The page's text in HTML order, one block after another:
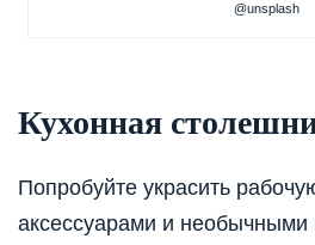
@unsplash
Кухонная
Попробуйте украсить
аксессуарами и